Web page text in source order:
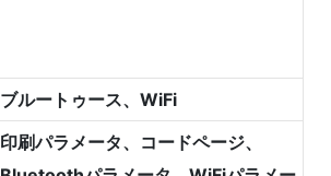
ブルートゥース、WiFi
印刷パラメータ、コードページ、